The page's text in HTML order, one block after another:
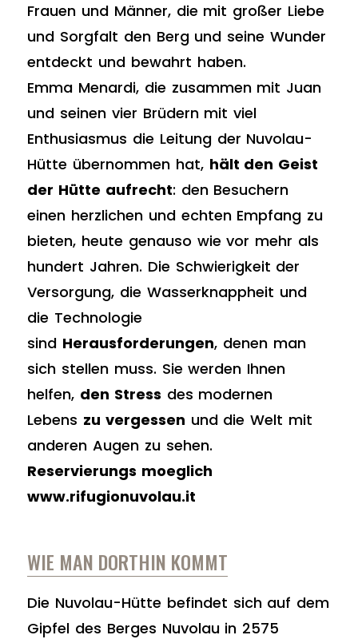
Frauen und Männer, die mit großer Liebe
und Sorgfalt den Berg und seine Wunder
entdeckt und bewahrt haben.
Emma Menardi, die zusammen mit Juan
und seinen vier Brüdern mit viel
Enthusiasmus die Leitung der Nuvolau-
Hütte übernommen hat, hält den Geist
der Hütte aufrecht: den Besuchern
einen herzlichen und echten Empfang zu
bieten, heute genauso wie vor mehr als
hundert Jahren. Die Schwierigkeit der
Versorgung, die Wasserknappheit und
die Technologie
sind Herausforderungen, denen man
sich stellen muss. Sie werden Ihnen
helfen, den Stress des modernen
Lebens zu vergessen und die Welt mit
anderen Augen zu sehen.
Reservierungs moeglich
www.rifugionuvolau.it
WIE MAN DORTHIN KOMMT
Die Nuvolau-Hütte befindet sich auf dem
Gipfel des Berges Nuvolau in 2575